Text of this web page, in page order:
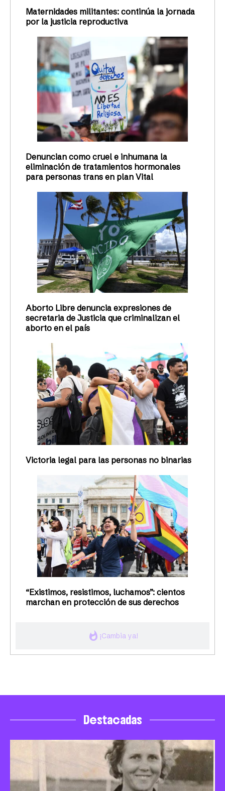
whatshot ¡Cambia ya!
Maternidades militantes: continúa la jornada
por la justicia reproductiva
Denuncian como cruel e inhumana la
eliminación de tratamientos hormonales
para personas trans en plan Vital
Aborto Libre denuncia expresiones de
secretaria de Justicia que criminalizan el
aborto en el país
Victoria legal para las personas no binarias
“Existimos, resistimos, luchamos”: cientos
marchan en protección de sus derechos
Destacadas